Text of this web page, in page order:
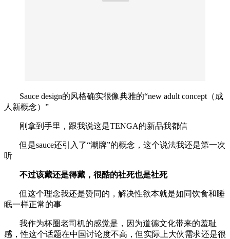
Sauce design的风格确实很像典雅的“new adult concept（成
人新概念）”
刚拿到手里，跟我说这是TENGA的新品我都信
但是sauce还引入了“潮牌”的概念，这个说法我还是第一次
听
不过该藏还是得藏，很酷的社死也是社死
但这个理念我还是赞同的，解决性欲本就是如同饮食和睡
眠一样正常的事
我作为杯圈老司机的感觉是，因为道德文化带来的羞耻
感，性这个话题在中国讨论度不高，但实际上大伙需求还是很